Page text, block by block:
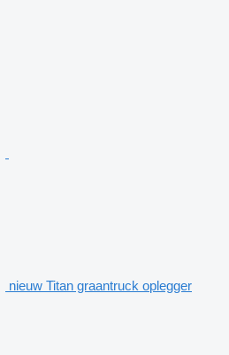
nieuw Titan graantruck oplegger